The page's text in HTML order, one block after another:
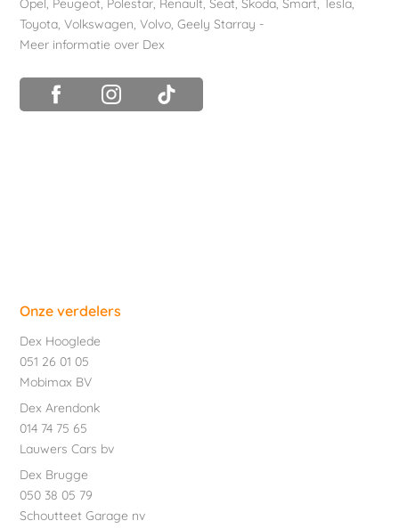
Opel, Peugeot, Polestar, Renault,Seat,Skoda,Smart,Tesla,
Toyota,Volkswagen,Volvo,Geely Starray -
Meer informatie over Dex
Onze verdelers
Dex Hooglede
051 26 01 05
Mobimax BV
Dex Arendonk
014 74 75 65
Lauwers Cars bv
Dex Brugge
050 38 05 79
Schoutteet Garage nv